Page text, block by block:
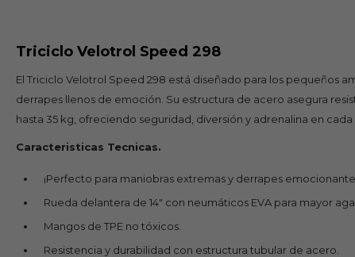
Triciclo Velotrol Speed 298
El Triciclo Velotrol Speed 298 está diseñado para los pequeños
derrapes llenos de emoción. Su estructura de acero asegura
hasta 35 kg, ofreciendo seguridad, diversión y adrenalina en cada
Caracteristicas Tecnicas.
¡Perfecto para maniobras extremas y derrapes
Rueda delantera de 14" con neumáticos EVA para mayor
Mangos de TPE no tóxicos.
Resistencia y durabilidad con estructura tubular de acero.